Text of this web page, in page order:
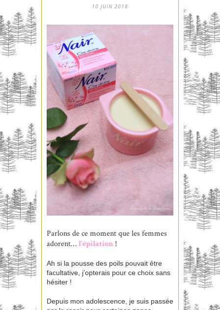
10 JUIN 2018
Parlons de ce moment que les femmes
adorent…l’épilation !
Ah si la pousse des poils pouvait être
facultative, j’opterais pour ce choix sans
hésiter !
Depuis mon adolescence, je suis passée